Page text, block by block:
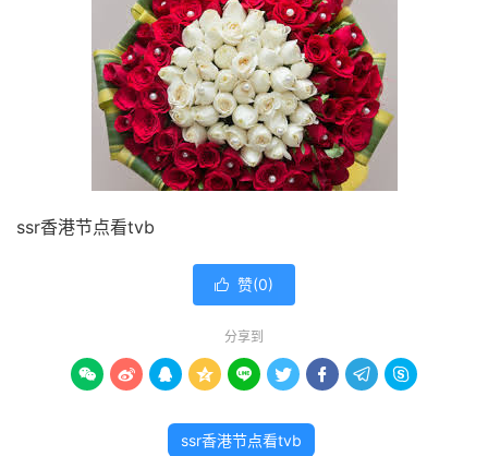
ssr香港节点看tvb
 赞(0)
分享到
        
ssr香港节点看tvb